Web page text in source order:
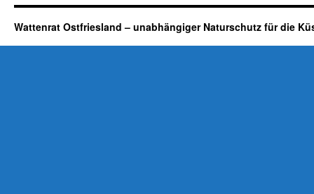
Wattenrat Ostfriesland – unabhängiger Naturschutz für die